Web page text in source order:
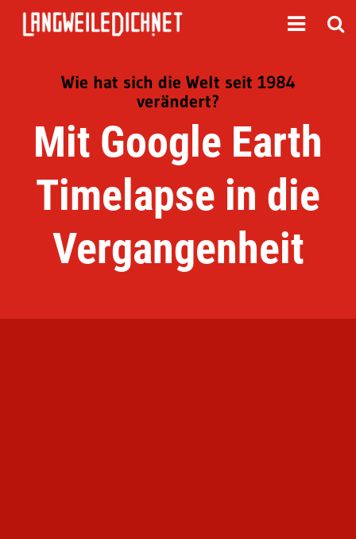
Wie hat sich die Welt seit 1984
verändert?
Mit Google Earth
Timelapse in die
Vergangenheit